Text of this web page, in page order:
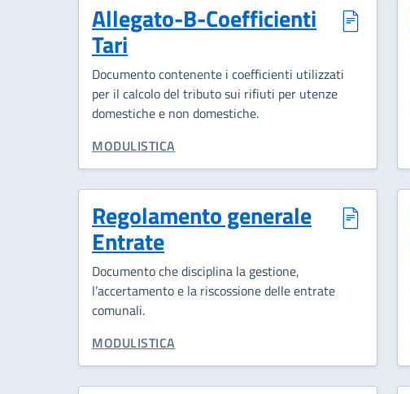
Allegato-B-Coefficienti
Tari
Documento contenente i coefficienti utilizzati
per il calcolo del tributo sui rifiuti per utenze
domestiche e non domestiche.
CATEGORIA CORRELATA:
MODULISTICA
Regolamento generale
Entrate
Documento che disciplina la gestione,
l’accertamento e la riscossione delle entrate
comunali.
CATEGORIA CORRELATA:
MODULISTICA